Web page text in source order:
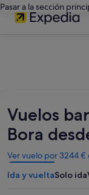
Pasar a la sección
Vuelos
Bora
Ver vuelo por 3244
Se
abre
en
Ida y vueltaSolo ida